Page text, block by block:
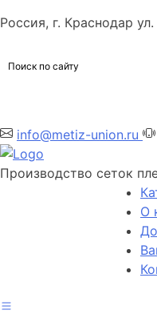
Россия, г. Краснодар
info@metiz-union.ru
Производство сеток
О